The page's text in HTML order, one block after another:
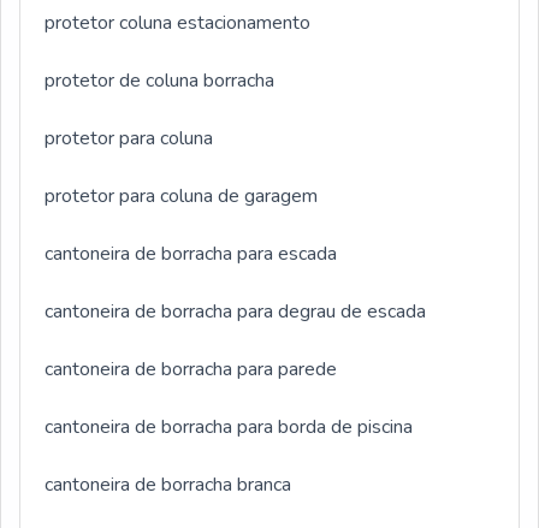
protetor coluna estacionamento
protetor de coluna borracha
protetor para coluna
protetor para coluna de garagem
cantoneira de borracha para escada
cantoneira de borracha para degrau de escada
cantoneira de borracha para parede
cantoneira de borracha para borda de piscina
cantoneira de borracha branca